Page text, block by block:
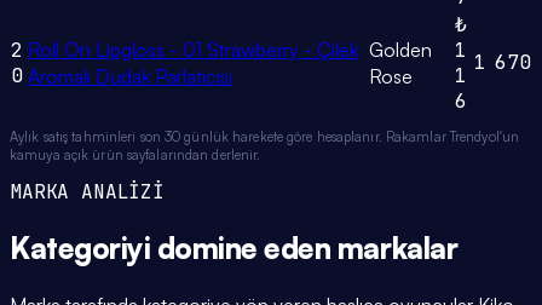
2
0
Roll On Lipgloss - 01 Strawberry - Çilek
Aromalı Dudak Parlatıcısı
Golden
Rose
₺
1
1
6
1 670
Aylık satış tahminleri son 30 günlük harekete göre hesaplanır. Rakamlar Trendyol'un
kamuya açık ürün sayfalarından derlenir.
MARKA ANALİZİ
Kategoriyi domine eden markalar